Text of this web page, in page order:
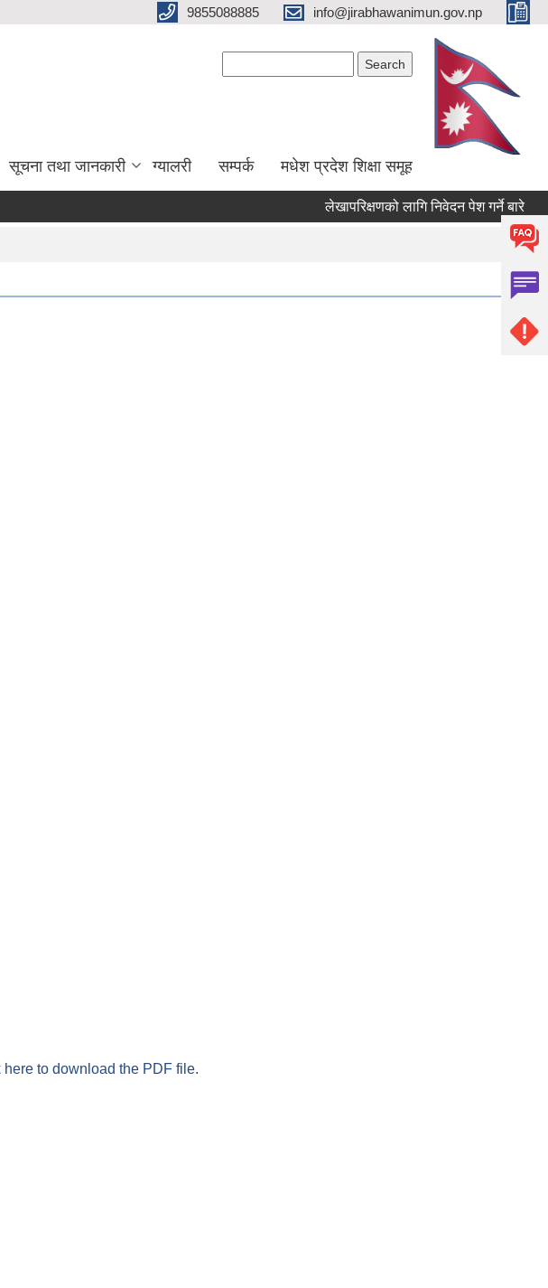
9855088885 info@jirabhawanimun.gov.np
सूचना तथा जानकारी ग्यालरी सम्पर्क मधेश प्रदेश शिक्षा समूह
लेखापरिक्षणको लागि निवेदन पेश गर्ने बारे १७
here to download the PDF file.